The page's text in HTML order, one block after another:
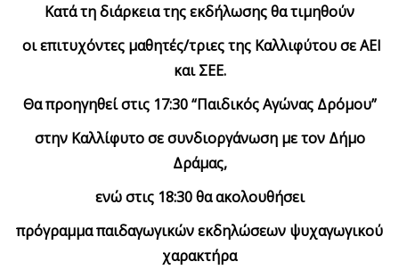
Κατά τη διάρκεια της εκδήλωσης θα τιμηθούν
οι επιτυχόντες μαθητές/τριες της Καλλιφύτου σε ΑΕΙ
και ΣΕΕ.
Θα προηγηθεί στις 17:30 “Παιδικός Αγώνας Δρόμου”
στην Καλλίφυτο σε συνδιοργάνωση με τον Δήμο
Δράμας,
ενώ στις 18:30 θα ακολουθήσει
πρόγραμμα παιδαγωγικών εκδηλώσεων ψυχαγωγικού
χαρακτήρα